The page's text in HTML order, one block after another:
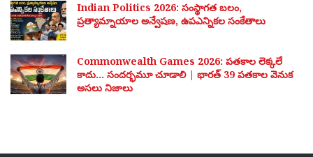
Indian Politics 2026: సంస్థాగత బలం,
ప్రత్యామ్నాయాల అన్వేషణ, ఉపఎన్నికల సంకేతాలు
Commonwealth Games 2026: పతకాల లెక్కలే
కాదు… సందర్భమూ చూడాలి | భారత్ 39 పతకాల వెనుక
అసలు నిజాలు